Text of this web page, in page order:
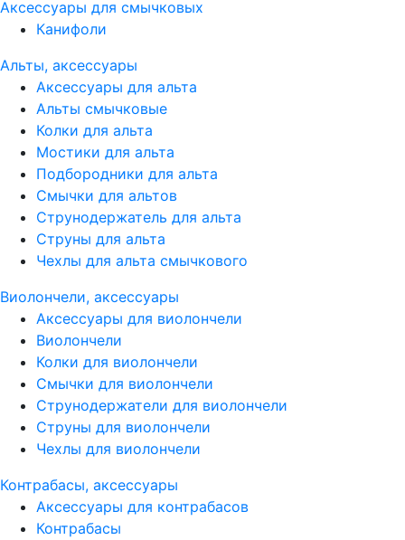
Аксессуары для смычковых
Канифоли
Альты, аксессуары
Аксессуары для альта
Альты смычковые
Колки для альта
Мостики для альта
Подбородники для альта
Смычки для альтов
Струнодержатель для альта
Струны для альта
Чехлы для альта смычкового
Виолончели, аксессуары
Аксессуары для виолончели
Виолончели
Колки для виолончели
Смычки для виолончели
Струнодержатели для виолончели
Струны для виолончели
Чехлы для виолончели
Контрабасы, аксессуары
Аксессуары для контрабасов
Контрабасы